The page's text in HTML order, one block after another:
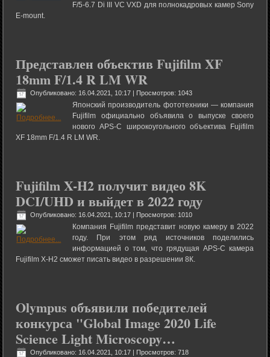
F/5-6.7 Di III VC VXD для полнокадровых камер Sony
E-mount.
Представлен объектив Fujifilm XF
18mm F/1.4 R LM WR
Опубликовано: 16.04.2021, 10:17 | Просмотров: 1043
Японский производитель фототехники — компания
Fujifilm официально объявила о выпуске своего
нового APS-C широкоугольного объектива Fujifilm
XF 18mm F/1.4 R LM WR.
Fujifilm X-H2 получит видео 8K
DCI/UHD и выйдет в 2022 году
Опубликовано: 16.04.2021, 10:17 | Просмотров: 1010
Компания Fujifilm представит новую камеру в 2022
году. При этом ряд источников поделились
информацией о том, что грядущая APS-C камера
Fujifilm X-H2 сможет писать видео в разрешении 8К.
Olympus объявили победителей
конкурса "Global Image 2020 Life
Science Light Microscopy…
Опубликовано: 16.04.2021, 10:17 | Просмотров: 718